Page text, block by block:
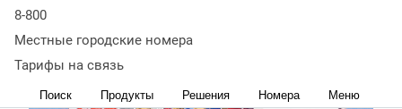
8-800
Местные городские номера
Тарифы на связь
Поиск Продукты Решения Номера Меню
входит около 5000 сотрудников.